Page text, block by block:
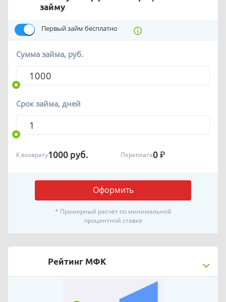
займу
Первый займ бесплатно
Сумма займа, руб.
Срок займа, дней
Оформить
К возврату1000 руб. Переплата0 ₽
* Примерный расчёт по минимальной
процентной ставке
Рейтинг МФК